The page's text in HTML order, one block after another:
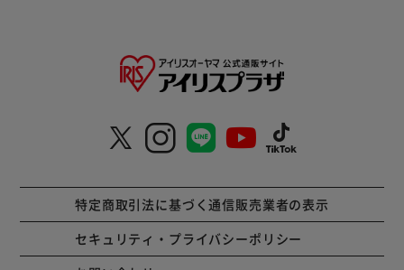
特定商取引法に基づく通信販売業者の表示
セキュリティ・プライバシーポリシー